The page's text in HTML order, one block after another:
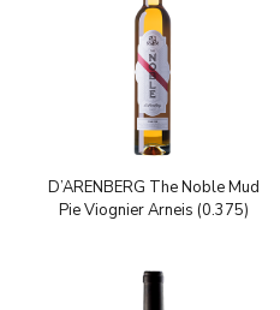
D’ARENBERG The Noble Mud
Pie Viognier Arneis (0.375)